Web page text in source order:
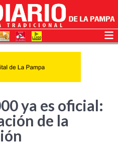
ya es oficial:
de la